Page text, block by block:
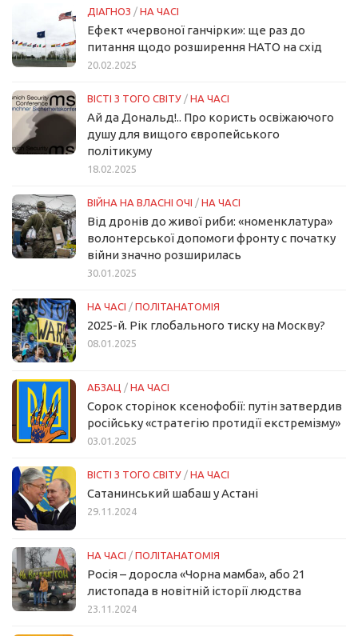
ДІАГНОЗ / НА ЧАСІ
Ефект «червоної ганчірки»: ще раз до
питання щодо розширення НАТО на схід
20.02.2025
ВІСТІ З ТОГО СВІТУ / НА ЧАСІ
Ай да Дональд!.. Про користь освіжаючого
душу для вищого європейського
політикуму
18.02.2025
ВІЙНА НА ВЛАСНІ ОЧІ / НА ЧАСІ
Від дронів до живої риби: «номенклатура»
волонтерської допомоги фронту с початку
війни значно розширилась
30.01.2025
НА ЧАСІ / ПОЛІТАНАТОМІЯ
2025-й. Рік глобального тиску на Москву?
08.01.2025
АБЗАЦ / НА ЧАСІ
Сорок сторінок ксенофобії: путін затвердив
російську «стратегію протидії екстремізму»
03.01.2025
ВІСТІ З ТОГО СВІТУ / НА ЧАСІ
Сатанинський шабаш у Астані
29.11.2024
НА ЧАСІ / ПОЛІТАНАТОМІЯ
Росія – доросла «Чорна мамба», або 21
листопада в новітній історії людства
23.11.2024